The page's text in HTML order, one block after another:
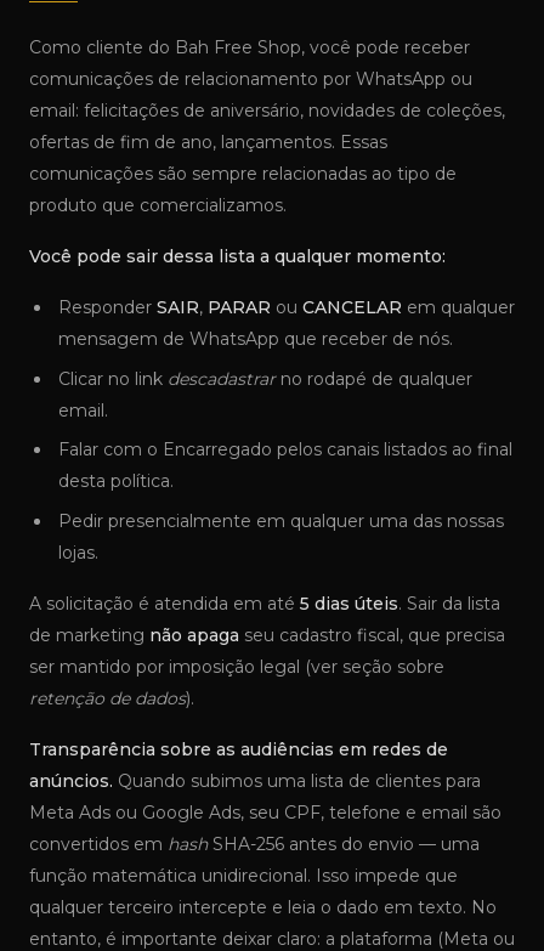
Como cliente do Bah Free Shop, você pode receber
comunicações de relacionamento por WhatsApp ou
email: felicitações de aniversário, novidades de coleções,
ofertas de fim de ano, lançamentos. Essas
comunicações são sempre relacionadas ao tipo de
produto que comercializamos.
Você pode sair dessa lista a qualquer momento:
Responder SAIR, PARAR ou CANCELAR em qualquer
mensagem de WhatsApp que receber de nós.
Clicar no link descadastrarno rodapé de qualquer
email.
Falar com o Encarregado pelos canais listados ao final
desta política.
Pedir presencialmente em qualquer uma das nossas
lojas.
A solicitação é atendida em até 5 dias úteis. Sair da lista
de marketing não apaga seu cadastro fiscal, que precisa
ser mantido por imposição legal (ver seção sobre
retenção de dados).
Transparência sobre as audiências em redes de
anúncios. Quando subimos uma lista de clientes para
Meta Ads ou Google Ads, seu CPF, telefone e email são
convertidos em hashSHA-256 antes do envio — uma
função matemática unidirecional. Isso impede que
qualquer terceiro intercepte e leia o dado em texto. No
entanto, é importante deixar claro: a plataforma (Meta ou